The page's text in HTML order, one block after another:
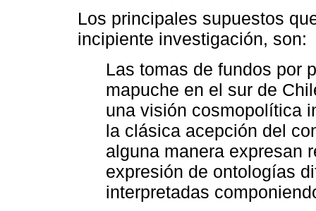
Los principales supuestos
incipiente investigación, son:
Las tomas de fundos por
mapuche en el sur de
una visión cosmopolítica
la clásica acepción del
alguna manera expresan
expresión de ontologías
interpretadas